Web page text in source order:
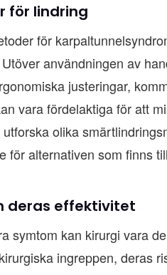
för lindring
för
användningen av
justeringar,
vara fördelaktiga för att
olika
för alternativen som finns
deras effektivitet
symtom kan kirurgi vara
ingreppen, deras